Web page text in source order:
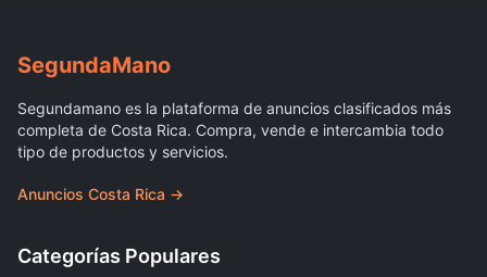
SegundaMano
Segundamano es la plataforma de anuncios clasificados más
completa de Costa Rica. Compra, vende e intercambia todo
tipo de productos y servicios.
Anuncios Costa Rica →
Categorías Populares